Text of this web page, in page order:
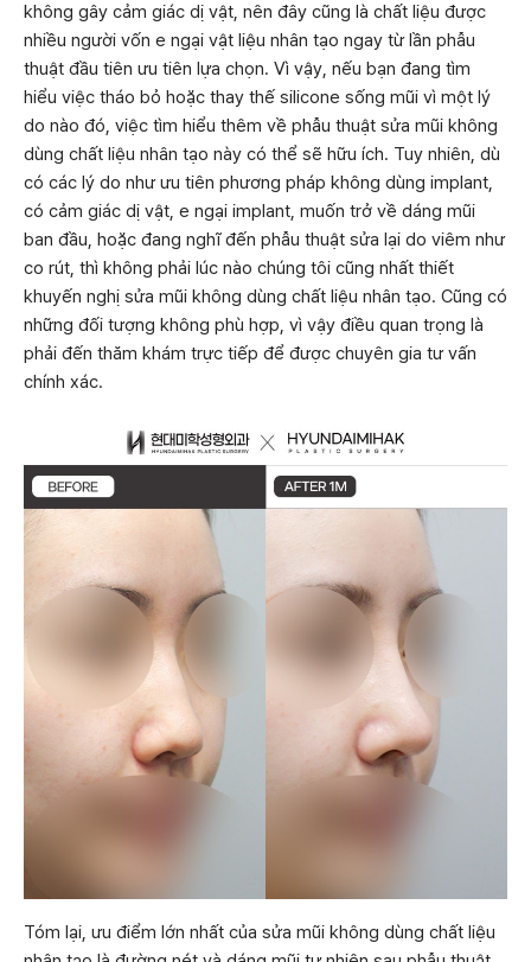
không gây cảm giác dị vật, nên đây cũng là chất liệu được
nhiều người vốn e ngại vật liệu nhân tạo ngay từ lần phẫu
thuật đầu tiên ưu tiên lựa chọn. Vì vậy, nếu bạn đang tìm
hiểu việc tháo bỏ hoặc thay thế silicone sống mũi vì một lý
do nào đó, việc tìm hiểu thêm về phẫu thuật sửa mũi không
dùng chất liệu nhân tạo này có thể sẽ hữu ích. Tuy nhiên, dù
có các lý do như ưu tiên phương pháp không dùng implant,
có cảm giác dị vật, e ngại implant, muốn trở về dáng mũi
ban đầu, hoặc đang nghĩ đến phẫu thuật sửa lại do viêm như
co rút, thì không phải lúc nào chúng tôi cũng nhất thiết
khuyến nghị sửa mũi không dùng chất liệu nhân tạo. Cũng có
những đối tượng không phù hợp, vì vậy điều quan trọng là
phải đến thăm khám trực tiếp để được chuyên gia tư vấn
chính xác.
Tóm lại, ưu điểm lớn nhất của sửa mũi không dùng chất liệu